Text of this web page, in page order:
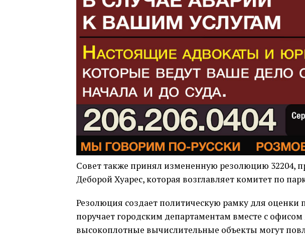
Совет также принял измененную резолюцию 32204,
Деборой Хуарес, которая возглавляет комитет по
Резолюция создает политическую рамку для
поручает городским департаментам вместе с офисом
высокоплотные вычислительные объекты могут